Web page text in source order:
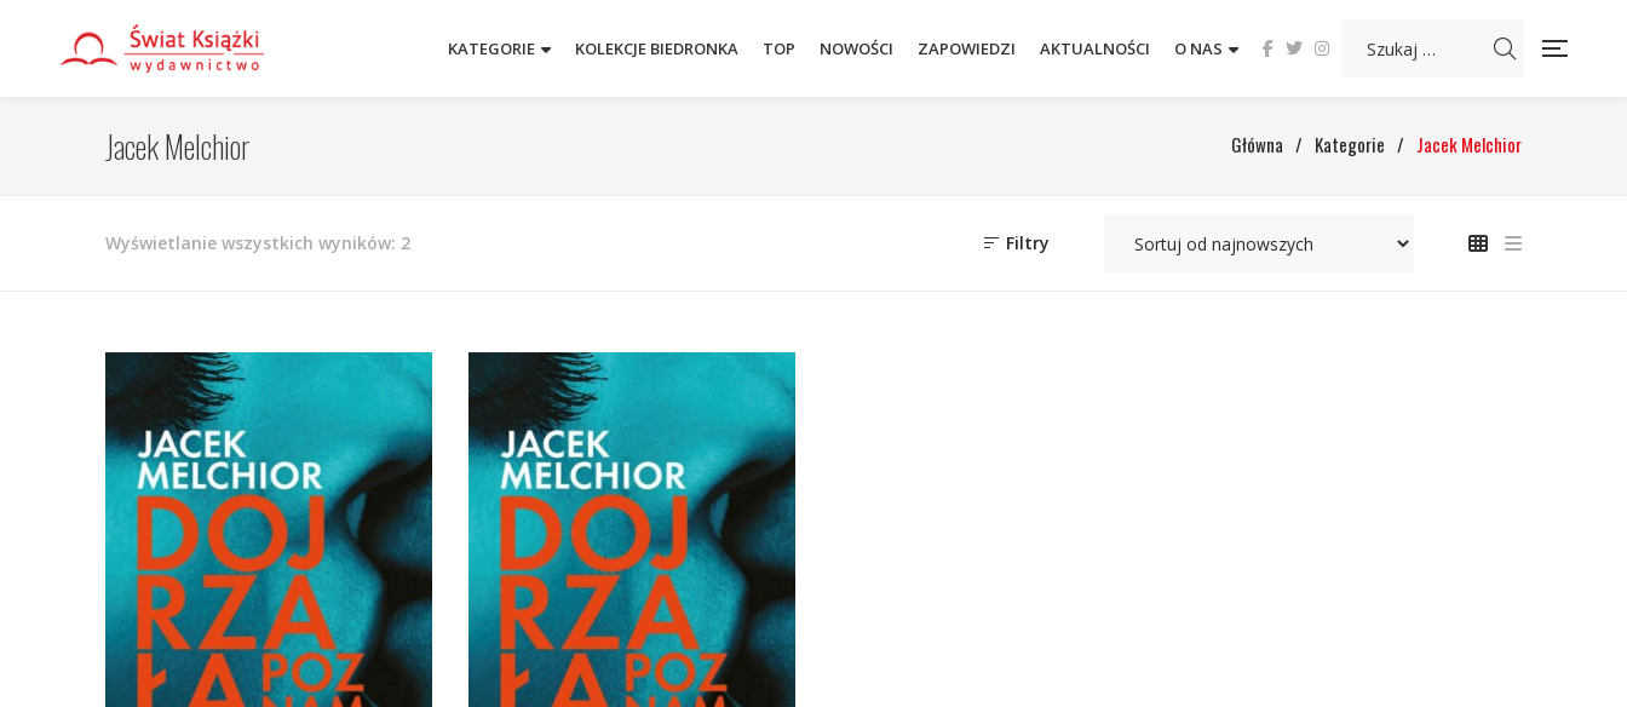
KATEGORIE KOLEKCJE BIEDRONKA TOP NOWOŚCI ZAPOWIEDZI AKTUALNOŚCI O NAS
Jacek Melchior Główna / Kategorie / Jacek Melchior
Wyświetlanie wszystkich wyników: 2Posortowane
Filtry